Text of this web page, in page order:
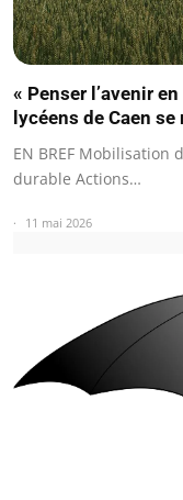
« Penser l’avenir
lycéens de Caen
EN BREF Mobilisation
durable Actions…
11 mai 2026